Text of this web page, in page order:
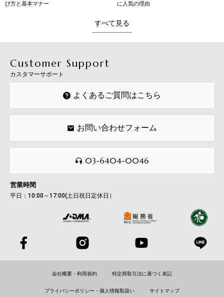
び方と基本マナー
に人気の理由
すべて見る
Customer Support
カスタマーサポート
よくあるご質問はこちら
お問い合わせフォーム
03-6404-0046
営業時間
平日：10:00～17:00(土日祝日定休日）
会社概要・利用規約 特定商取引法に基づく表記
プライバシーポリシー・個人情報取扱い サイトマップ